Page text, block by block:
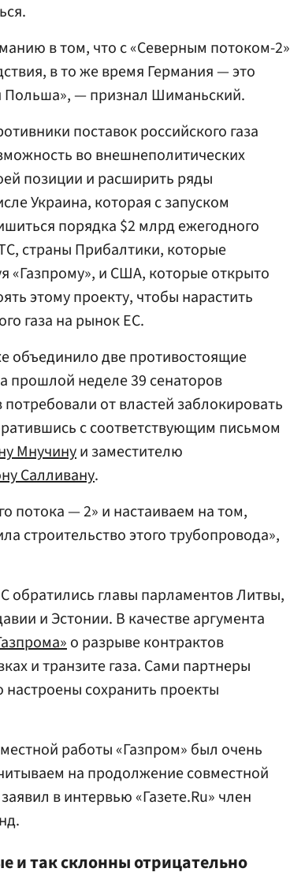
в том, что с «Северным потоком-2»
в то же время Германия — это
Польша», — признал Шиманьский.
поставок российского газа
во внешнеполитических
позиции и расширить ряды
Украина, которая с запуском
порядка $2 млрд ежегодного
страны Прибалтики, которые
«Газпрому», и США, которые открыто
этому проекту, чтобы нарастить
газа на рынок ЕС.
объединило две противостоящие
прошлой неделе 39 сенаторов
от властей заблокировать
с соответствующим письмом
Мнучинуи заместителю
Салливану.
потока — 2» и настаиваем на том,
строительство этого трубопровода»,
обратились главы парламентов Литвы,
и Эстонии. В качестве аргумента
о разрыве контрактов
и транзите газа. Сами партнеры
сохранить проекты
работы «Газпром» был очень
на продолжение совместной
в интервью «Газете.Ru» член
и так склонны отрицательно